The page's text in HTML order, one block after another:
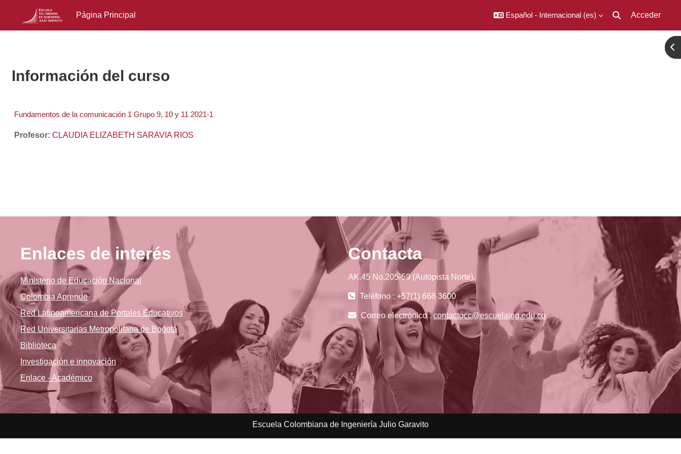
Página Principal Español - Internacional ‎(es)‎
Selector de
Acceder
Información del curso
Fundamentos de la comunicación 1 Grupo 9, 10 y 11 2021-1
Profesor: CLAUDIA ELIZABETH SARAVIA RIOS
Enlaces de interés
Ministerio de Educación Nacional
Colombia Aprende
Red Latinoamericana de Portales Educativos
Red Universitarias Metropolitana de Bogotá
Biblioteca
Investigación e innovación
Enlace - Académico
Contacta
AK.45 No.205-59 (Autopista Norte).
Teléfono : +57(1) 668 3600
Correo electrónico :contactocc@escuelaing.edu.co
Escuela Colombiana de Ingeniería Julio Garavito